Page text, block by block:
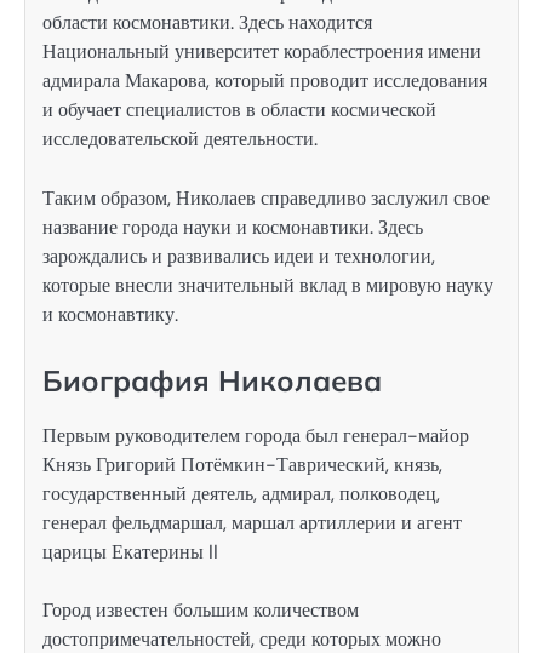
области космонавтики. Здесь находится
Национальный университет кораблестроения имени
адмирала Макарова, который проводит исследования
и обучает специалистов в области космической
исследовательской деятельности.
Таким образом, Николаев справедливо заслужил свое
название города науки и космонавтики. Здесь
зарождались и развивались идеи и технологии,
которые внесли значительный вклад в мировую науку
и космонавтику.
Биография Николаева
Первым руководителем города был генерал-майор
Князь Григорий Потёмкин-Таврический, князь,
государственный деятель, адмирал, полководец,
генерал фельдмаршал, маршал артиллерии и агент
царицы Екатерины II
Город известен большим количеством
достопримечательностей, среди которых можно